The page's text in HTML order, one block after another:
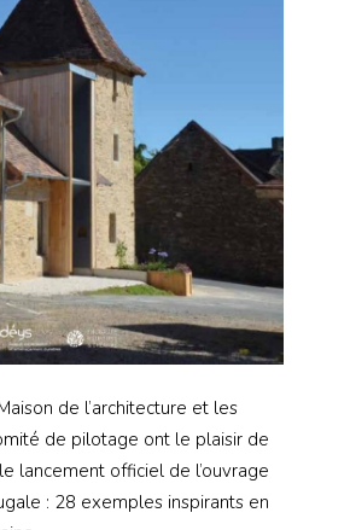
de l’architecture et les
de pilotage ont le plaisir de
lancement officiel de l’ouvrage
: 28 exemples inspirants en